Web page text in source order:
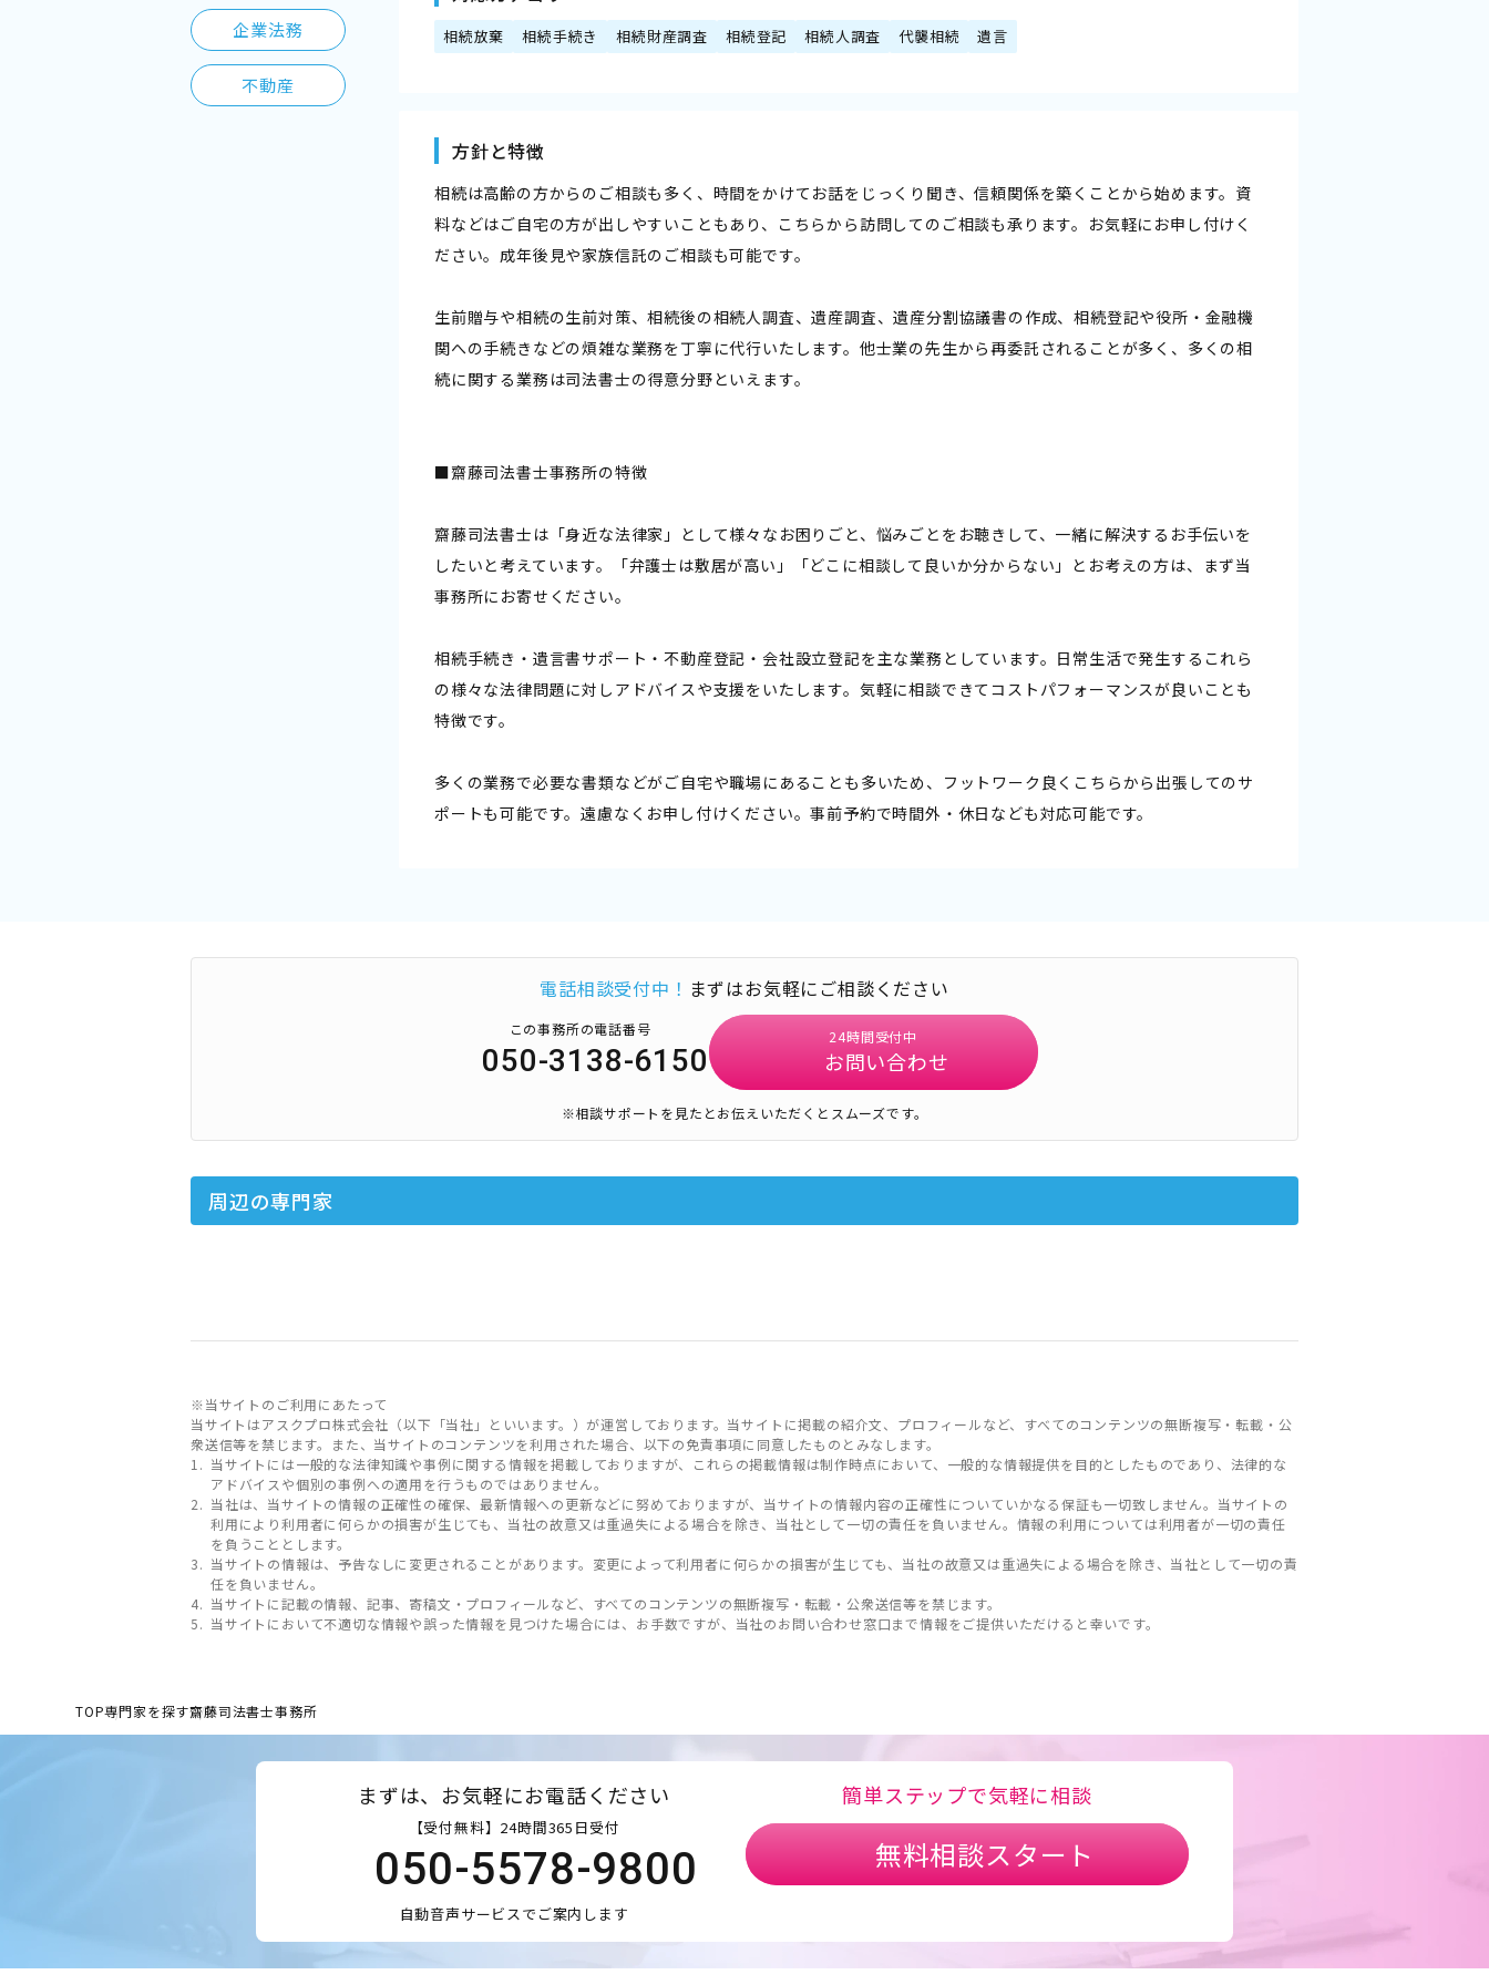
企業法務
不動産
相続放棄 相続手続き 相続財産調査 相続登記 相続人調査 代襲相続 遺言
方針と特徴
相続は高齢の方からのご相談も多く、時間をかけてお話をじっくり聞き、信頼関係を築くことから始めます。資
料などはご自宅の方が出しやすいこともあり、こちらから訪問してのご相談も承ります。お気軽にお申し付けく
ださい。成年後見や家族信託のご相談も可能です。
生前贈与や相続の生前対策、相続後の相続人調査、遺産調査、遺産分割協議書の作成、相続登記や役所・金融機
関への手続きなどの煩雑な業務を丁寧に代行いたします。他士業の先生から再委託されることが多く、多くの相
続に関する業務は司法書士の得意分野といえます。
■齋藤司法書士事務所の特徴
齋藤司法書士は「身近な法律家」として様々なお困りごと、悩みごとをお聴きして、一緒に解決するお手伝いを
したいと考えています。「弁護士は敷居が高い」「どこに相談して良いか分からない」とお考えの方は、まず当
事務所にお寄せください。
相続手続き・遺言書サポート・不動産登記・会社設立登記を主な業務としています。日常生活で発生するこれら
の様々な法律問題に対しアドバイスや支援をいたします。気軽に相談できてコストパフォーマンスが良いことも
特徴です。
多くの業務で必要な書類などがご自宅や職場にあることも多いため、フットワーク良くこちらから出張してのサ
ポートも可能です。遠慮なくお申し付けください。事前予約で時間外・休日なども対応可能です。
電話相談受付中！ まずはお気軽にご相談ください
この事務所の電話番号
050-3138-6150
24時間受付中
お問い合わせ
※相談サポートを見たとお伝えいただくとスムーズです。
周辺の専門家
※当サイトのご利用にあたって
当サイトはアスクプロ株式会社（以下「当社」といいます。）が運営しております。当サイトに掲載の紹介文、プロフィールなど、すべてのコンテンツの無断複写・転載・公
衆送信等を禁じます。また、当サイトのコンテンツを利用された場合、以下の免責事項に同意したものとみなします。
当サイトには一般的な法律知識や事例に関する情報を掲載しておりますが、これらの掲載情報は制作時点において、一般的な情報提供を目的としたものであり、法律的な
アドバイスや個別の事例への適用を行うものではありません。
当社は、当サイトの情報の正確性の確保、最新情報への更新などに努めておりますが、当サイトの情報内容の正確性についていかなる保証も一切致しません。当サイトの
利用により利用者に何らかの損害が生じても、当社の故意又は重過失による場合を除き、当社として一切の責任を負いません。情報の利用については利用者が一切の責任
を負うこととします。
当サイトの情報は、予告なしに変更されることがあります。変更によって利用者に何らかの損害が生じても、当社の故意又は重過失による場合を除き、当社として一切の責
任を負いません。
当サイトに記載の情報、記事、寄稿文・プロフィールなど、すべてのコンテンツの無断複写・転載・公衆送信等を禁じます。
当サイトにおいて不適切な情報や誤った情報を見つけた場合には、お手数ですが、当社のお問い合わせ窓口まで情報をご提供いただけると幸いです。
TOP専門家を探す齋藤司法書士事務所
まずは、お気軽にお電話ください
【受付無料】24時間365日受付
050-5578-9800
自動音声サービスでご案内します
簡単ステップで気軽に相談
無料相談スタート